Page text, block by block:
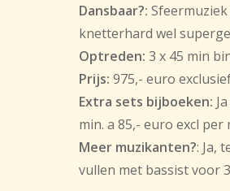
Dansbaar?:
knetterhard wel
Optreden: 3 x 45 min
Prijs: 975,- euro
Extra sets bijboeken:
min. a 85,- euro excl per
Meer muzikanten?: Ja,
vullen met bassist voor